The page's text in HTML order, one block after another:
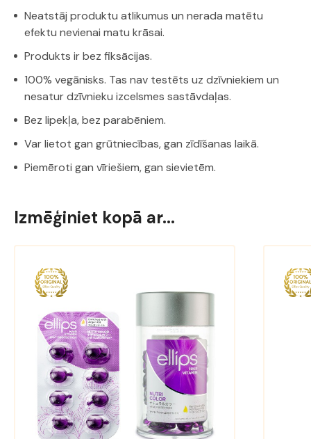
Neatstāj produktu atlikumus un nerada matētu
efektu nevienai matu krāsai.
Produkts ir bez fiksācijas.
100% vegānisks. Tas nav testēts uz dzīvniekiem un
nesatur dzīvnieku izcelsmes sastāvdaļas.
Bez lipekļa, bez parabēniem.
Var lietot gan grūtniecības, gan zīdīšanas laikā.
Piemēroti gan vīriešiem, gan sievietēm.
Izmēģiniet kopā ar...